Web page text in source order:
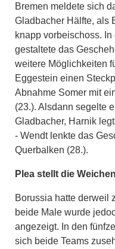
Bremen meldete sich
Gladbacher Hälfte, als
knapp vorbeischoss.
gestaltete das
weitere Möglichkeiten
Eggestein einen
Abnahme Somer mit
(23.). Alsdann segelte
Gladbacher, Harnik
- Wendt lenkte das
Querbalken (28.).
Plea stellt die
Borussia hatte derweil
beide Male wurde
angezeigt. In den
sich beide Teams